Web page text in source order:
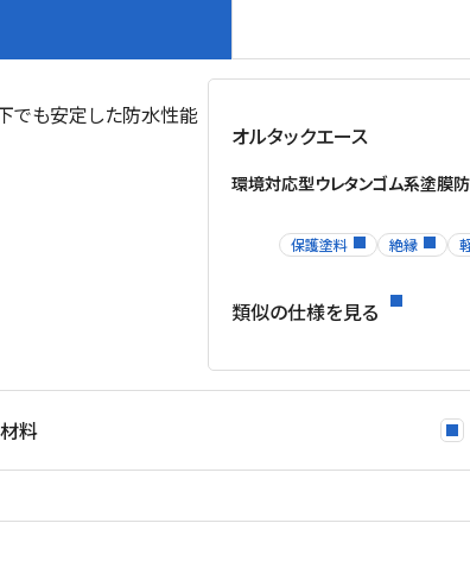
でも安定した防水性能
オルタックエース
環境対応型ウレタンゴム系塗膜
保護塗料 絶縁
類似の仕様を見る
材料